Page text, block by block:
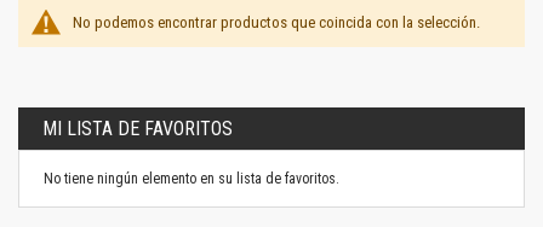
No podemos encontrar productos que coincida con la selección.
MI LISTA DE FAVORITOS
No tiene ningún elemento en su lista de favoritos.